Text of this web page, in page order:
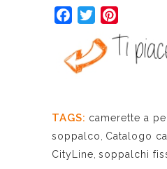
Facebook
Twitter
TAGS: camerette a
soppalco
Catalogo
CityLine soppalchi